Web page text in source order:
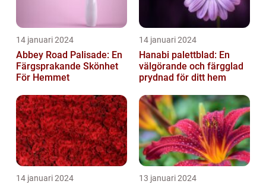
14 januari 2024
Abbey Road Palisade: En
Färgsprakande Skönhet
För Hemmet
14 januari 2024
Hanabi palettblad: En
välgörande och färgglad
prydnad för ditt hem
14 januari 2024 13 januari 2024